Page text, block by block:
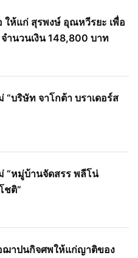
ให้แก่ สุรพงษ์ อุณหวีรยะ เพื่อ
ำนวนเงิน 148,800 บาท
“บริษัท จาโกต้า บราเดอร์ส
“หมู่บ้านจัดสรร พลีโน่
ชติ“
ฌาปนกิจศพให้แก่ญาติของ